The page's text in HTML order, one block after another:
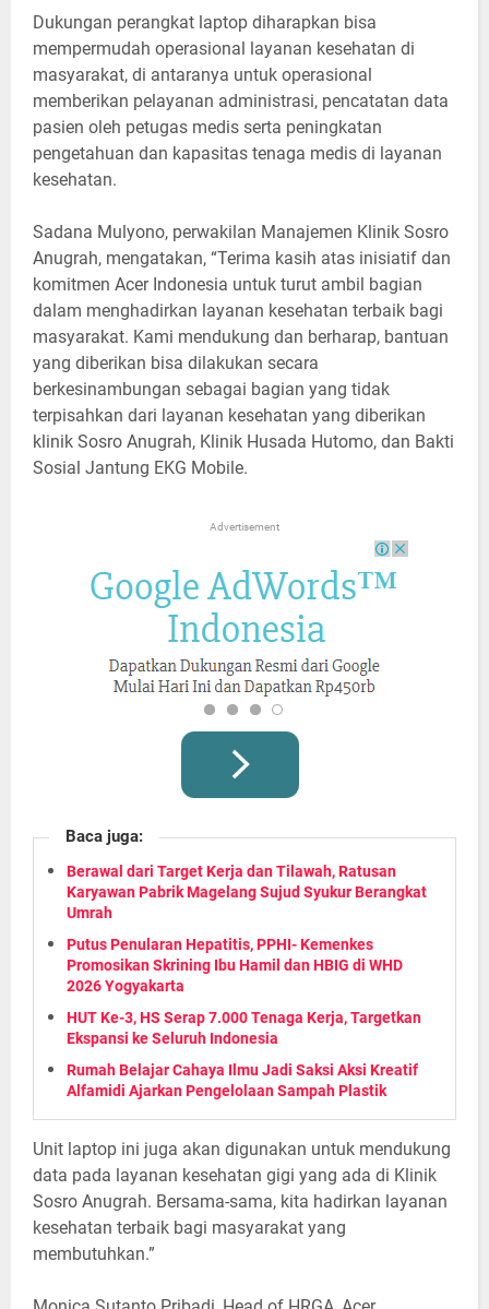
Dukungan perangkat laptop diharapkan bisa
mempermudah operasional layanan kesehatan di
masyarakat, di antaranya untuk operasional
memberikan pelayanan administrasi, pencatatan data
pasien oleh petugas medis serta peningkatan
pengetahuan dan kapasitas tenaga medis di layanan
kesehatan.
Sadana Mulyono, perwakilan Manajemen Klinik Sosro
Anugrah, mengatakan, “Terima kasih atas inisiatif dan
komitmen Acer Indonesia untuk turut ambil bagian
dalam menghadirkan layanan kesehatan terbaik bagi
masyarakat. Kami mendukung dan berharap, bantuan
yang diberikan bisa dilakukan secara
berkesinambungan sebagai bagian yang tidak
terpisahkan dari layanan kesehatan yang diberikan
klinik Sosro Anugrah, Klinik Husada Hutomo, dan Bakti
Sosial Jantung EKG Mobile.
Advertisement
Baca juga:
Berawal dari Target Kerja dan Tilawah, Ratusan
Karyawan Pabrik Magelang Sujud Syukur Berangkat
Umrah
Putus Penularan Hepatitis, PPHI- Kemenkes
Promosikan Skrining Ibu Hamil dan HBIG di WHD
2026 Yogyakarta
HUT Ke-3, HS Serap 7.000 Tenaga Kerja, Targetkan
Ekspansi ke Seluruh Indonesia
Rumah Belajar Cahaya Ilmu Jadi Saksi Aksi Kreatif
Alfamidi Ajarkan Pengelolaan Sampah Plastik
Unit laptop ini juga akan digunakan untuk mendukung
data pada layanan kesehatan gigi yang ada di Klinik
Sosro Anugrah. Bersama-sama, kita hadirkan layanan
kesehatan terbaik bagi masyarakat yang
membutuhkan.”